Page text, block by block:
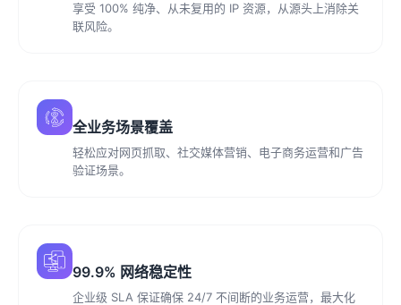
享受 100% 纯净、从未复用的 IP 资源，从源头上消除关
联风险。
全业务场景覆盖
轻松应对网页抓取、社交媒体营销、电子商务运营和广告
验证场景。
99.9% 网络稳定性
企业级 SLA 保证确保 24/7 不间断的业务运营，最大化